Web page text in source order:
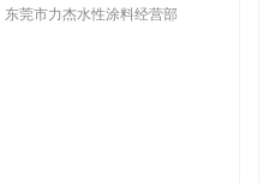
东莞市力杰水性涂料经营部